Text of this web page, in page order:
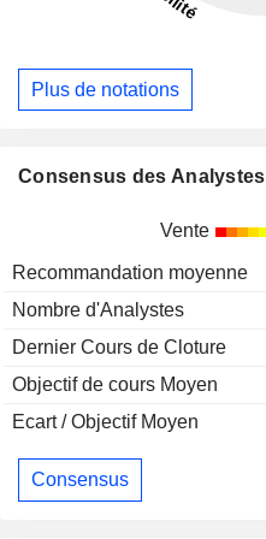
Plus de notations
Consensus des Analystes
Vente
Recommandation moyenne
Nombre d'Analystes
Dernier Cours de Cloture
Objectif de cours Moyen
Ecart / Objectif Moyen
Consensus